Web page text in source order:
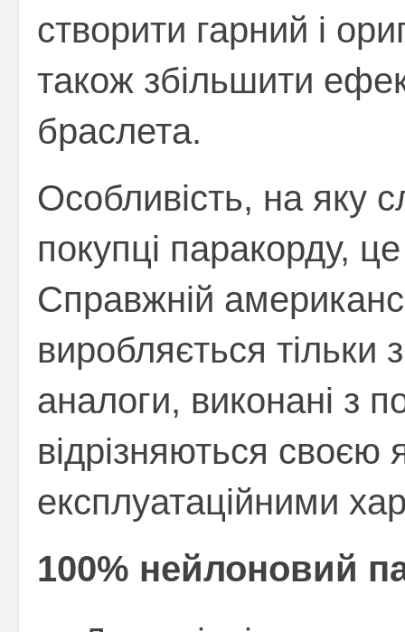
створити гарний і
також збільшити
браслета.
Особливість, на яку
покупці паракорду,
Справжній
виробляється тільки
аналоги, виконані з
відрізняються своєю
експлуатаційними
100% нейлоновий